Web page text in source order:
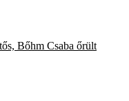
Bőhm Csaba őrült